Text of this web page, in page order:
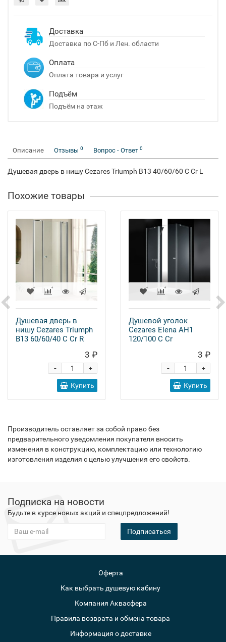
Доставка
Доставка по С-Пб и Лен. области
Оплата
Оплата товара и услуг
Подъём
Подъём на этаж
Описание Отзывы 0 Вопрос - Ответ 0
Душевая дверь в нишу Cezares Triumph B13 40/60/60 C Cr L
Похожие товары
Душевая дверь в
нишу Cezares Triumph
B13 60/60/40 C Cr R
3 ₽
+
-
Купить
Душевой уголок
Cezares Elena AH1
120/100 C Cr
3 ₽
+
-
Купить
Производитель оставляет за собой право без
предварительного уведомления покупателя вносить
изменения в конструкцию, комплектацию или технологию
изготовления изделия с целью улучшения его свойств.
Подписка на новости
Будьте в курсе новых акций и спецпредложений!
Подписаться
Оферта
Как выбрать душевую кабину
Компания Аквасфера
Правила возврата и обмена товара
Информация о доставке